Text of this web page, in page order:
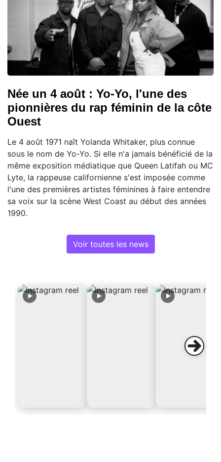
Née un 4 août : Yo-Yo, l'une des
pionnières du rap féminin de la côte
Ouest
Le 4 août 1971 naît Yolanda Whitaker, plus connue
sous le nom de Yo-Yo. Si elle n'a jamais bénéficié de la
même exposition médiatique que Queen Latifah ou MC
Lyte, la rappeuse californienne s'est imposée comme
l'une des premières artistes féminines à faire entendre
sa voix sur la scène West Coast au début des années
1990.
Voir toutes les news